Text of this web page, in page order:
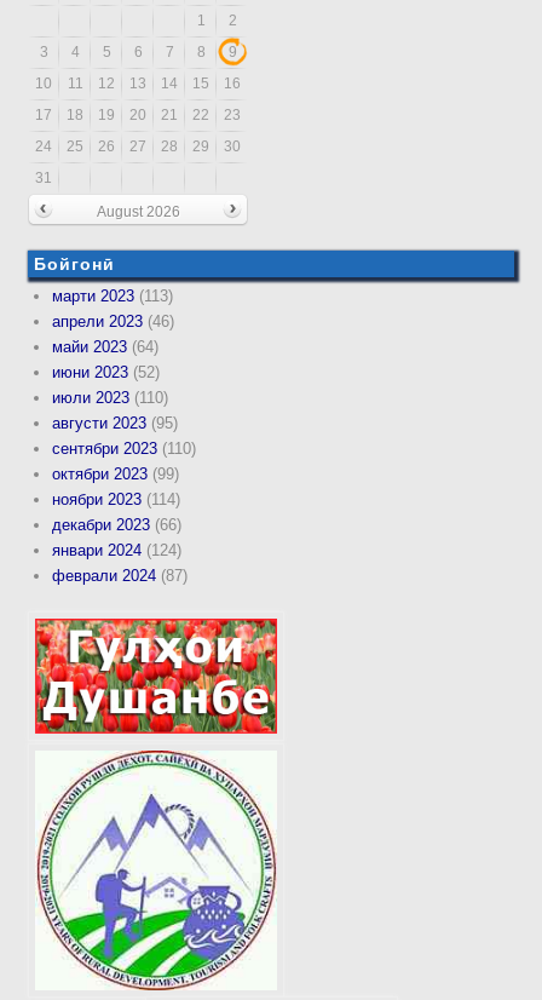
1
2
3
4 5 6 7 8
9
10
11 12 13 14 15
16
17
18 19 20 21 22
23
24
25 26 27 28 29
30
31
August 2026
Бойгонӣ
марти 2023 (113)
апрели 2023 (46)
майи 2023 (64)
июни 2023 (52)
июли 2023 (110)
августи 2023 (95)
сентябри 2023 (110)
октябри 2023 (99)
ноябри 2023 (114)
декабри 2023 (66)
январи 2024 (124)
феврали 2024 (87)